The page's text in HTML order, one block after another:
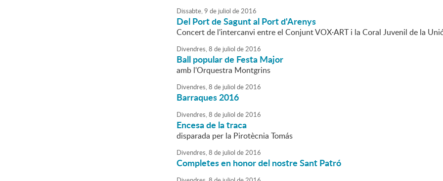
Dissabte,9 de juliol de2016
Del Port de Sagunt al Port d'Arenys
Concert de l'intercanvi entre el Conjunt VOX·ART i la Coral Juvenil de la
Divendres,8 de juliol de2016
Ball popular de Festa Major
amb l'Orquestra Montgrins
Divendres,8 de juliol de2016
Barraques 2016
Divendres,8 de juliol de2016
Encesa de la traca
disparada per la Pirotècnia Tomás
Divendres,8 de juliol de2016
Completes en honor del nostre Sant Patró